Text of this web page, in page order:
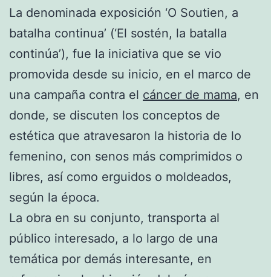
La denominada exposición ‘O Soutien, a
batalha continua’ (‘El sostén, la batalla
continúa’), fue la iniciativa que se vio
promovida desde su inicio, en el marco de
una campaña contra el cáncer de mama, en
donde, se discuten los conceptos de
estética que atravesaron la historia de lo
femenino, con senos más comprimidos o
libres, así como erguidos o moldeados,
según la época.
La obra en su conjunto, transporta al
público interesado, a lo largo de una
temática por demás interesante, en